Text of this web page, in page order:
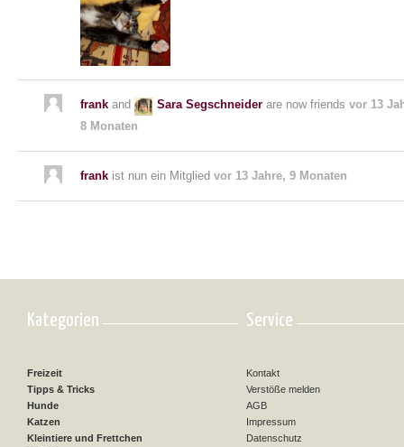
frank and Sara Segschneider are now friends vor 13
8 Monaten
frank ist nun ein Mitglied vor 13 Jahre, 9 Monaten
Kategorien
Freizeit
Tipps & Tricks
Hunde
Katzen
Kleintiere und Frettchen
Service
Kontakt
Verstöße melden
AGB
Impressum
Datenschutz